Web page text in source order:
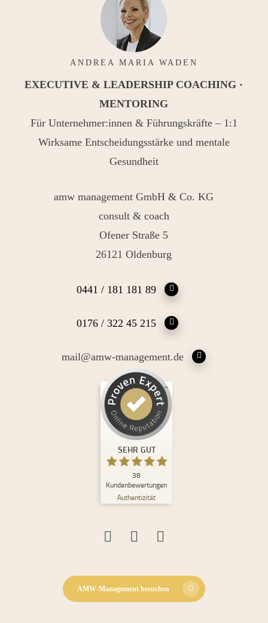
ANDREA MARIA WADEN
EXECUTIVE & LEADERSHIP COACHING ·
MENTORING
Für Unternehmer:innen & Führungskräfte – 1:1
Wirksame Entscheidungsstärke und mentale
Gesundheit
amw management GmbH & Co. KG
consult & coach
Ofener Straße 5
26121 Oldenburg
0441 / 181 181 89
0176 / 322 45 215
mail@amw-management.de
SEHR GUT
38
Kundenbewertungen
Authentizität
Kundenbewertungen und Erfahrungen zu
Andrea Maria Waden
Empfehlungen auf
ProvenExpert.com
SEHR GUT
30
8
AMW-Management besuchen